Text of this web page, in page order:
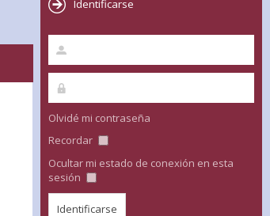
Identificarse
Olvidé mi contraseña
Recordar
Ocultar mi estado de conexión en esta
sesión